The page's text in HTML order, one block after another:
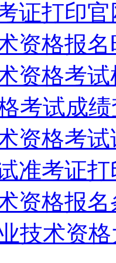
证打印
资格报
资格考
考试成
资格考
准考证
资格报
技术资